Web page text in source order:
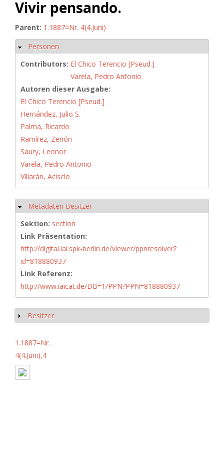
Vivir pensando.
Parent: 1.1887=Nr. 4(4.Juni)
Hide
Personen
Contributors: El Chico Terencio [Pseud.]
Varela, Pedro Antonio
Autoren dieser Ausgabe:
El Chico Terencio [Pseud.]
Hernández, Julio S.
Palma, Ricardo
Ramírez, Zenón
Saury, Leonor
Varela, Pedro Antonio
Villarán, Acisclo
Hide
Metadaten Besitzer
Sektion: section
Link Präsentation:
http://digital.iai.spk-berlin.de/viewer/ppnresolver?
id=818880937
Link Referenz:
http://www.iaicat.de/DB=1/PPN?PPN=818880937
Show
Besitzer
1.1887=Nr.
4(4.Juni),4